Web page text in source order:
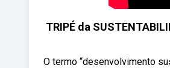
TRIPÉ da
O termo “desenvolvimento